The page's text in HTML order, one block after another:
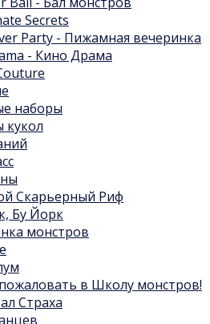
Secrets
Party - Пижамная вечеринка
- Кино Драма
наборы
кукол
Скарьерный Риф
Бу Йорк
монстров
в Школу монстров!
Cтраха